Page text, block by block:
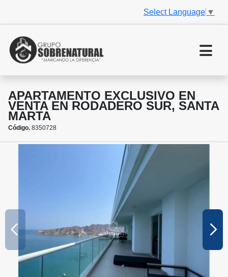
Select Language ▼
APARTAMENTO EXCLUSIVO EN
VENTA EN RODADERO SUR, SANTA
MARTA
Código. 8350728